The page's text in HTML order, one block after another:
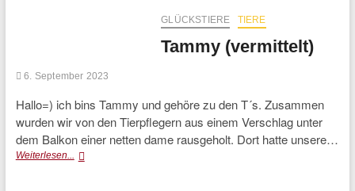
GLÜCKSTIERE TIERE
Tammy (vermittelt)
6. September 2023
Hallo=) ich bins Tammy und gehöre zu den T´s. Zusammen
wurden wir von den Tierpflegern aus einem Verschlag unter
dem Balkon einer netten dame rausgeholt. Dort hatte unsere…
Weiterlesen... Tammy